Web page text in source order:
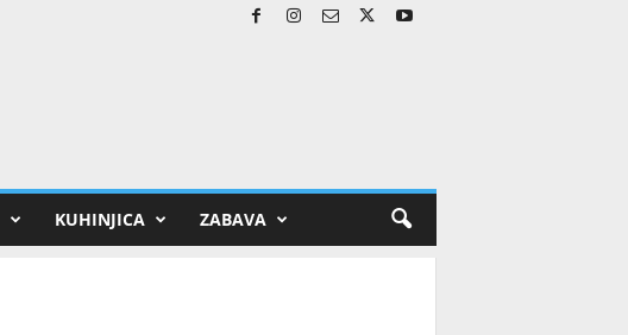
KUHINJICA ZABAVA